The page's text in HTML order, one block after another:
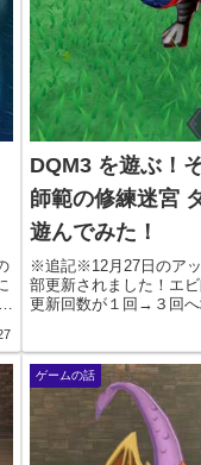
DQM3 を遊ぶ！
師範の修練迷宮
遊んでみた！
※追記※12月27日のア
部更新されました！エ
更新回数が１回→３回
ん、そうじゃない感・
らず１階にはアイテム
です（苦...
ゲームの話